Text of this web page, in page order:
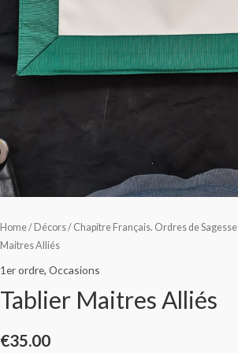
Home/ Décors/ Chapitre Français. Ordres de Sagesse
Maitres Alliés
1er ordre, Occasions
Tablier Maitres Alliés
€35.00